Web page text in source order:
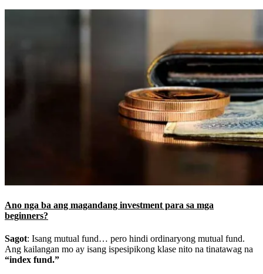
Ano nga ba ang magandang investment para sa mga
beginners?
Sagot: Isang mutual fund… pero hindi ordinaryong mutual fund.
Ang kailangan mo ay isang ispesipikong klase nito na tinatawag na
“index fund.”